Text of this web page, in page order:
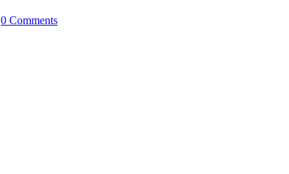
0 Comments